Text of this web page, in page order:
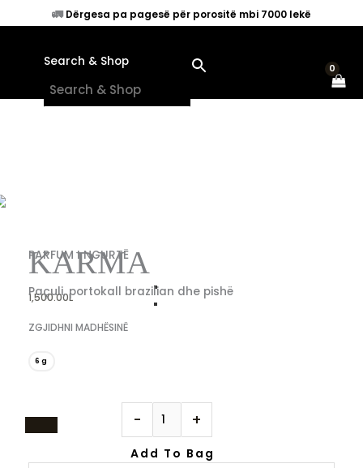
to
🚛Dërgesa pa pagesë për porositë mbi 7000 lekë
Search & Shop
KARMA
1,500.00L
PARFUM I NGURTË
Paçuli, portokall brazilian dhe pishë
ZGJIDHNI MADHËSINË
6g
-
Karma
quantity
+
Add To Bag